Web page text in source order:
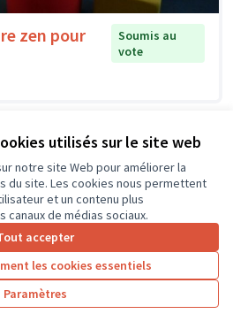
utilisés sur le site web
notre site Web pour améliorer la
du site. Les cookies nous permettent
et un contenu plus
de médias sociaux.
accepter
les cookies essentiels
Paramètres
zen pour
Soumis au
vote